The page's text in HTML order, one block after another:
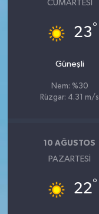
CUMARTESI
23°
Güneşli
Nem: %30
Rüzgar: 4.31 m/s
10 AĞUSTOS
PAZARTESI
22°